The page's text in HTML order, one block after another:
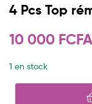
4 Pcs Top
10 000 FCFA
1 en stock